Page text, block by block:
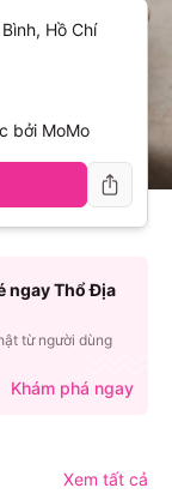
Xem tất cả
Hồ Chí
bởi MoMo
ngay Thổ Địa
từ người dùng
Khám phá ngay